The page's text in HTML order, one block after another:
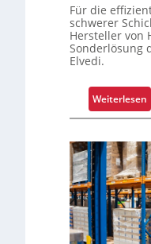
e
i
s
t
l
s
Für die
schwerer
Hersteller von
Sonderlösung
Elvedi.
Weiterlesen
r
-